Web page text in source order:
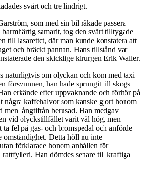
svårt och tre lindrigt.
som med sin bil råkade passera
barmhärtig samarit, tog den svårt tilltygade
till lasarettet, där man kunde konstatera att
och bräckt pannan. Hans tillstånd var
den skicklige kirurgen Erik Waller.
naturligtvis om olyckan och kom med taxi
försvunnen, han hade sprungit till skogs
erkände efter uppvaknande och förhör på
några kaffehalvor som kanske gjort honom
men långtifrån berusad. Han medgav
vid olyckstillfället varit väl hög, men
ta fel på gas- och bromspedal och anförde
omständighet. Detta höll nu inte
förklarade honom anhållen för
Han dömdes senare till kraftiga